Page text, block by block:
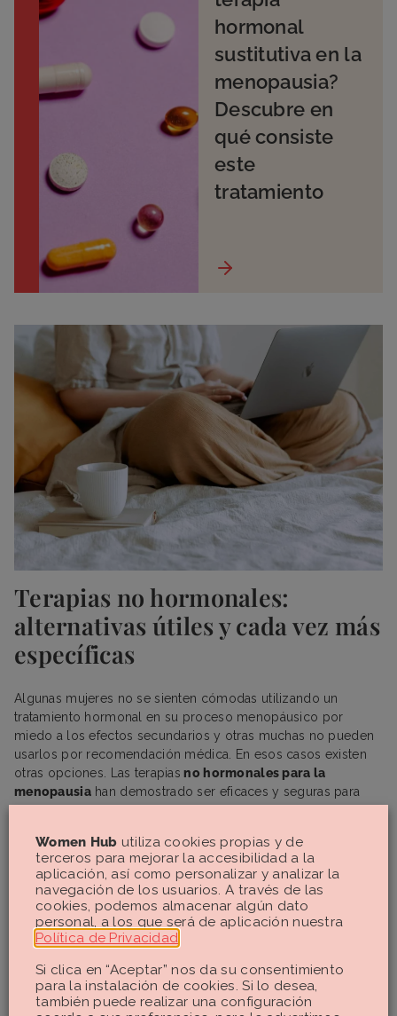
hormonal
sustitutiva en la
menopausia?
Descubre en
qué consiste
este
tratamiento
Terapias no hormonales:
alternativas útiles y cada vez más
específicas
Algunas mujeres no se sienten cómodas utilizando un
tratamiento hormonal en su proceso menopáusico por
miedo a los efectos secundarios y otras muchas no pueden
usarlos por recomendación médica. En esos casos existen
otras opciones. Las terapias no hormonales para la
menopausiahan demostrado ser eficaces y seguras para
Uno de los avances más relevantes de los últimos años es el
fezolinetant, un medicamento no hormonal aprobado
recientemente en Europa. Actúa directamente sobre el centro
termorregulador del cerebro, reduciendo sofocos y sudores
nocturnos sin afectar al útero ni al tejido mamario. Se
presenta como una opción revolucionaria para mujeres que
no pueden someterse a un tratamiento con estrógenos por
la razón que sea.
Women Hub utiliza cookies propias y de
terceros para mejorar la accesibilidad a la
aplicación, así como personalizar y analizar la
navegación de los usuarios. A través de las
cookies, podemos almacenar algún dato
personal, a los que será de aplicación nuestra
Política de Privacidad
Si clica en “Aceptar” nos da su consentimiento
para la instalación de cookies. Si lo desea,
también puede realizar una configuración